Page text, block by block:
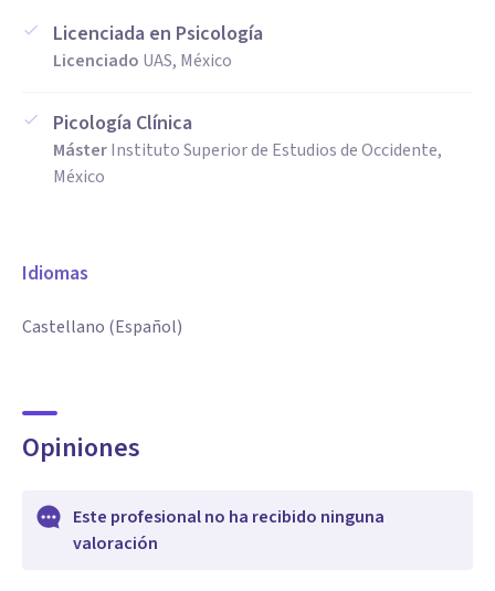
Licenciada en Psicología
Licenciado UAS, México
Picología Clínica
MásterInstituto Superior de Estudios de Occidente,
México
Idiomas
Castellano (Español)
Opiniones
Este profesional no ha recibido ninguna
valoración